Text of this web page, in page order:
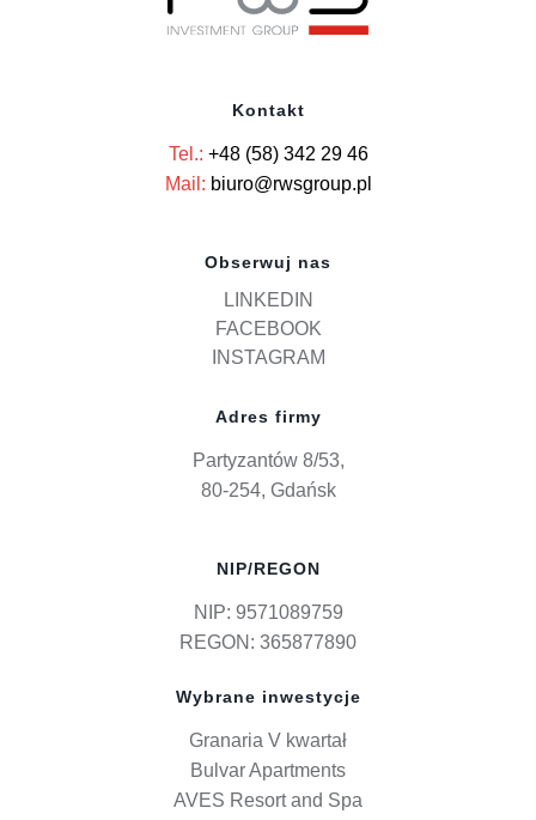
Kontakt
Tel.: +48 (58) 342 29 46
Mail: biuro@rwsgroup.pl
Obserwuj nas
LINKEDIN
FACEBOOK
INSTAGRAM
Adres firmy
Partyzantów 8/53,
80-254, Gdańsk
NIP/REGON
NIP: 9571089759
REGON: 365877890
Wybrane inwestycje
Granaria V kwartał
Bulvar Apartments
AVES Resort and Spa